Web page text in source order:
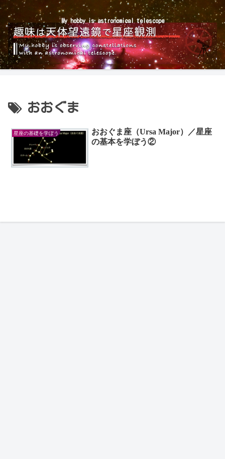
My hobby is astronomical telescope
おおぐま
星座の基礎を学ぼう
おおぐま座（Ursa Major）／星座
の基本を学ぼう②